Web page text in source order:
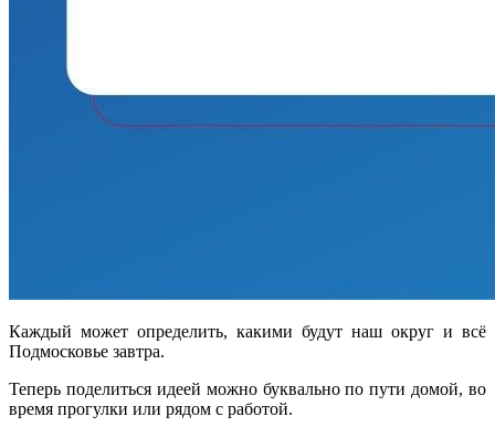
Каждый может определить, какими будут наш округ и всё
Подмосковье завтра.
Теперь поделиться идеей можно буквально по пути домой, во
время прогулки или рядом с работой.